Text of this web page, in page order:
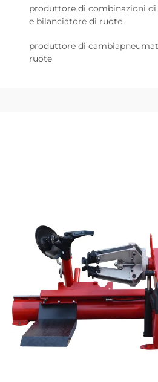
produttore di combinazioni
e bilanciatore di ruote
produttore di
ruote